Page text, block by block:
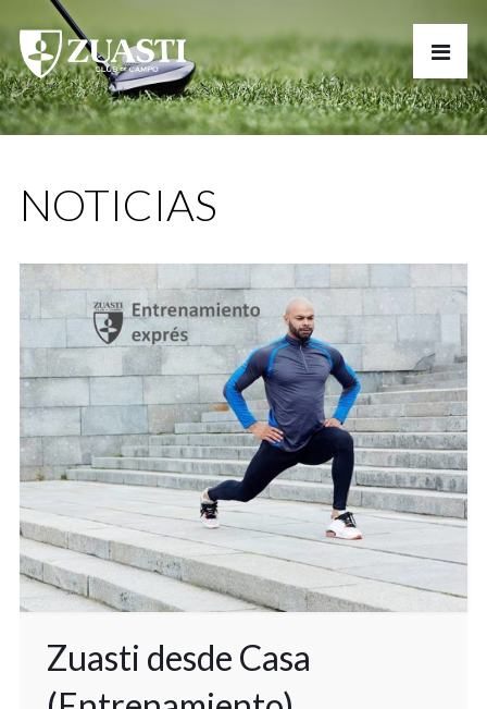
NOTICIAS
Zuasti desde Casa